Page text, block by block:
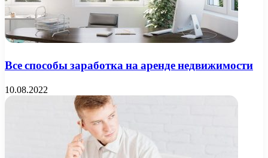
Все способы заработка на аренде недвижимости
10.08.2022